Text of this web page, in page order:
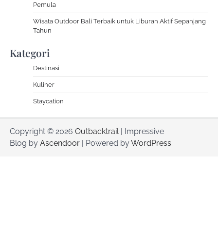
Pemula
Wisata Outdoor Bali Terbaik untuk Liburan Aktif Sepanjang
Tahun
Kategori
Destinasi
Kuliner
Staycation
Copyright © 2026 Outbacktrail| Impressive
Blog by Ascendoor | Powered byWordPress.